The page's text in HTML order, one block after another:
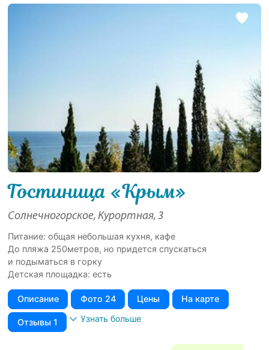
Гостиница «Крым»
Солнечногорское, Курортная, 3
Питание: общая небольшая кухня, кафе
До пляжа 250метров, но придется спускаться
и подыматься в горку
Детская площадка: есть
Описание Фото 24 Цены На карте
Отзывы 1 Узнать больше